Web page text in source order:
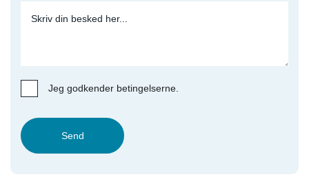
Jeg godkender betingelserne.
Send